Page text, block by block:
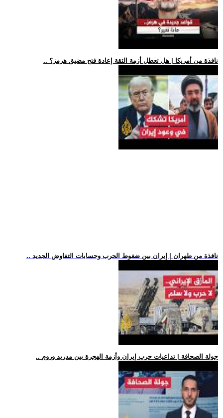
.. نافذة من أمريكا | هل تعطل أزمة الثقة إعادة فتح مضيق هرمز؟
.. نافذة من طهران | إيران بين ضغوط الحرب وحسابات التفاوض الجديد
.. جولة الصحافة | تداعيات حرب إيران وأزمة الهجرة بين مدريد وروم